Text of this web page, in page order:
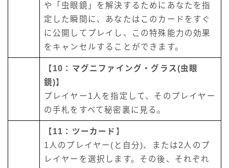
や「虫眼鏡」を解決するためにあなたを指
定した瞬間に、あなたはこのカードをすぐ
に公開してプレイし、この特殊能力の効果
をキャンセルすることができます。
【10：マグニファイング・グラス(虫眼
鏡)】
プレイヤー1人を指定して、そのプレイヤー
の手札をすべて秘密裏に見る。
【11：ツーカード 】
1人のプレイヤー(と自分)、または2人のプ
レイヤーを選択します。その後、それぞれ